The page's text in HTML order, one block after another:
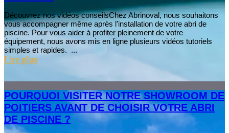
Découvrez nos vidéos conseilsChez Abrinoval, nous souhaitons
vous accompagner même après l'installation de votre abri de
piscine. Pour vous aider à profiter pleinement de votre
équipement, nous avons mis en ligne plusieurs vidéos tutoriels
simples et rapides. ...
Lire plus
POURQUOI VISITER NOTRE SHOWROOM DE
POITIERS AVANT DE CHOISIR VOTRE ABRI
DE PISCINE ?